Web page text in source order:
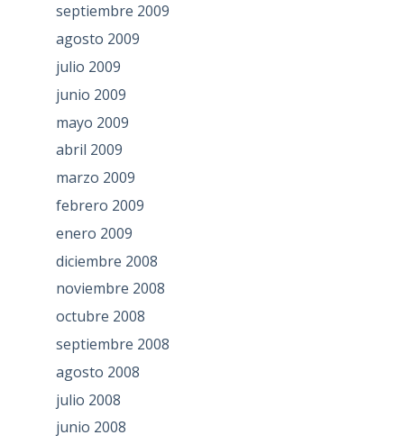
septiembre 2009
agosto 2009
julio 2009
junio 2009
mayo 2009
abril 2009
marzo 2009
febrero 2009
enero 2009
diciembre 2008
noviembre 2008
octubre 2008
septiembre 2008
agosto 2008
julio 2008
junio 2008